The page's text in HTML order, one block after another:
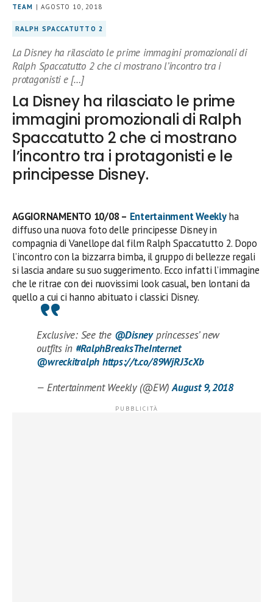
TEAM | AGOSTO 10, 2018
RALPH SPACCATUTTO 2
La Disney ha rilasciato le prime immagini promozionali di
Ralph Spaccatutto 2 che ci mostrano l’incontro tra i
protagonisti e […]
La Disney ha rilasciato le prime
immagini promozionali di Ralph
Spaccatutto 2 che ci mostrano
l’incontro tra i protagonisti e le
principesse Disney.
AGGIORNAMENTO 10/08 – Entertainment Weeklyha
diffuso una nuova foto delle principesse Disney in
compagnia di Vanellope dal film Ralph Spaccatutto 2. Dopo
l’incontro con la bizzarra bimba, il gruppo di bellezze regali
si lascia andare su suo suggerimento. Ecco infatti l’immagine
che le ritrae con dei nuovissimi look casual, ben lontani da
quello a cui ci hanno abituato i classici Disney.
Exclusive: See the @Disneyprincesses’ new
outfits in #RalphBreaksTheInternet
@wreckitralph https://t.co/89WjRJ3cXb
— Entertainment Weekly (@EW)August 9, 2018